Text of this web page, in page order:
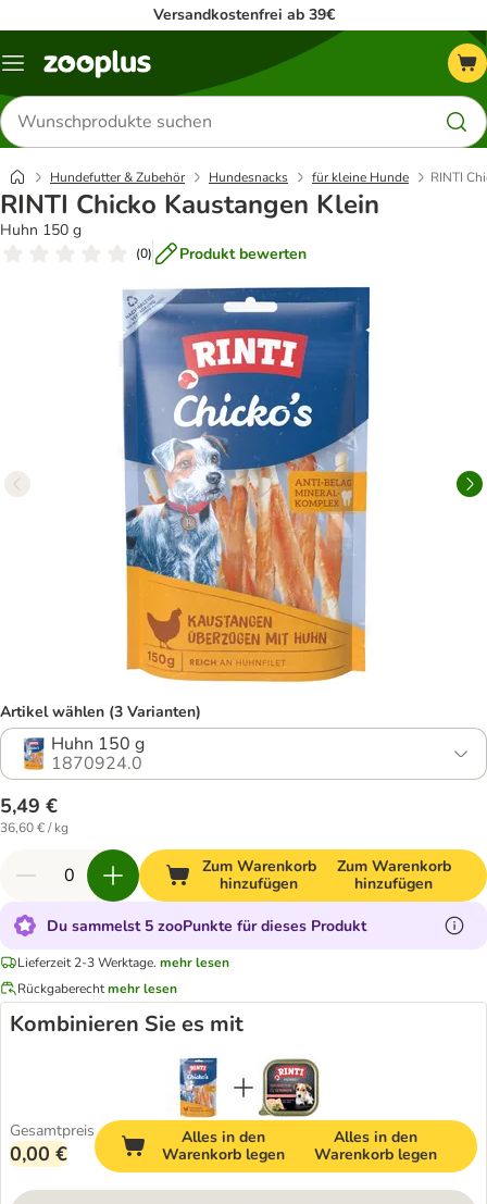
Versandkostenfrei ab 39€
Menü
Produkte
suchen
Hundefutter & Zubehör Hundesnacks für kleine Hunde RINTI
RINTI Chicko Kaustangen Klein
Huhn 150 g
(0) Produkt bewerten
Artikel wählen (3 Varianten)
Huhn 150 g
1870924.0
5,49 €
36,60 € / kg
Zum Warenkorb
hinzufügen
Zum Warenkorb
hinzufügen
Du sammelst 5 zooPunkte für dieses Produkt
Lieferzeit 2-3 Werktage. mehr lesen
Rückgaberechtmehr lesen
Kombinieren Sie es mit
Gesamtpreis
0,00 €
Alles in den
Warenkorb legen
Alles in den
Warenkorb legen